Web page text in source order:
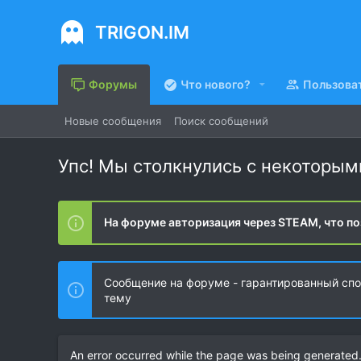
TRIGON.IM
Форумы Что нового?
Новые сообщения Поиск сообщений
Упс! Мы столкнулись с
На форуме авторизация через STEAM, что
Сообщение на форуме - гарантированный
тему
An error occurred while the page was being